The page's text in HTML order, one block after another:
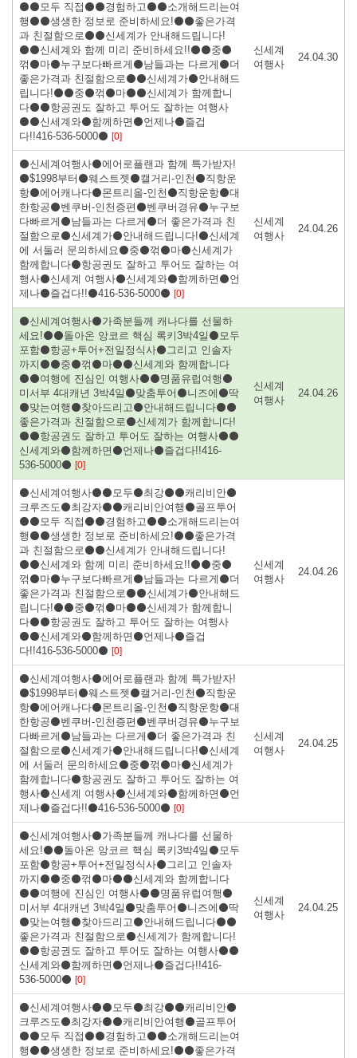
⚫⚫모두 직접⚫⚫경험하고⚫⚫소개해드리는여
행⚫⚫생생한 정보로 준비하세요!⚫⚫좋은가격
과 친절함으로⚫⚫신세계가 안내해드립니다!
⚫⚫신세계와 함께 미리 준비하세요!!⚫⚫중⚫
꺾⚫마⚫누구보다빠르게⚫남들과는 다르게⚫더
좋은가격과 친절함으로⚫⚫신세계가⚫안내해드
립니다!⚫⚫중⚫꺾⚫마⚫⚫신세계가 함께합니
다⚫⚫항공권도 잘하고 투어도 잘하는 여행사
⚫⚫신세계와⚫함께하면⚫언제나⚫즐겁
다!!416-536-5000⚫ [0]
신세계
여행사
24.04.30
⚫신세계여행사⚫에어로플랜과 함께 특가받자!
⚫$1998부터⚫웨스트젯⚫캘거리-인천⚫직항운
항⚫에어캐나다⚫몬트리올-인천⚫직항운항⚫대
한항공⚫벤쿠버-인천증편⚫벤쿠버경유⚫누구보
다빠르게⚫남들과는 다르게⚫더 좋은가격과 친
절함으로⚫신세계가⚫안내해드립니다!⚫신세계
에 서둘러 문의하세요⚫중⚫꺾⚫마⚫신세계가
함께합니다⚫항공권도 잘하고 투어도 잘하는 여
행사⚫신세계 여행사⚫신세계와⚫함께하면⚫언
제나⚫즐겁다!!⚫416-536-5000⚫ [0]
신세계
여행사
24.04.26
⚫신세계여행사⚫가족분들께 캐나다를 선물하
세요!⚫⚫돌아온 앙코르 핵심 록키3박4일⚫모두
포함⚫항공+투어+전일정식사⚫그리고 인솔자
까지⚫⚫중⚫꺾⚫마⚫⚫신세계와 함께합니다
⚫⚫여행에 진심인 여행사⚫⚫명품유럽여행⚫
미서부 4대캐년 3박4일⚫맞춤투어⚫니즈에⚫딱
⚫맞는여행⚫찾아드리고⚫안내해드립니다⚫⚫
좋은가격과 친절함으로⚫신세계가 함께합니다!
⚫⚫항공권도 잘하고 투어도 잘하는 여행사⚫⚫
신세계와⚫함께하면⚫언제나⚫즐겁다!!416-
536-5000⚫ [0]
신세계
여행사
24.04.26
⚫신세계여행사⚫⚫모두⚫최강⚫⚫캐리비안⚫
크루즈도⚫최강자⚫⚫캐리비안여행⚫골프투어
⚫⚫모두 직접⚫⚫경험하고⚫⚫소개해드리는여
행⚫⚫생생한 정보로 준비하세요!⚫⚫좋은가격
과 친절함으로⚫⚫신세계가 안내해드립니다!
⚫⚫신세계와 함께 미리 준비하세요!!⚫⚫중⚫
꺾⚫마⚫누구보다빠르게⚫남들과는 다르게⚫더
좋은가격과 친절함으로⚫⚫신세계가⚫안내해드
립니다!⚫⚫중⚫꺾⚫마⚫⚫신세계가 함께합니
다⚫⚫항공권도 잘하고 투어도 잘하는 여행사
⚫⚫신세계와⚫함께하면⚫언제나⚫즐겁
다!!416-536-5000⚫ [0]
신세계
여행사
24.04.26
⚫신세계여행사⚫에어로플랜과 함께 특가받자!
⚫$1998부터⚫웨스트젯⚫캘거리-인천⚫직항운
항⚫에어캐나다⚫몬트리올-인천⚫직항운항⚫대
한항공⚫벤쿠버-인천증편⚫벤쿠버경유⚫누구보
다빠르게⚫남들과는 다르게⚫더 좋은가격과 친
절함으로⚫신세계가⚫안내해드립니다!⚫신세계
에 서둘러 문의하세요⚫중⚫꺾⚫마⚫신세계가
함께합니다⚫항공권도 잘하고 투어도 잘하는 여
행사⚫신세계 여행사⚫신세계와⚫함께하면⚫언
제나⚫즐겁다!!⚫416-536-5000⚫ [0]
신세계
여행사
24.04.25
⚫신세계여행사⚫가족분들께 캐나다를 선물하
세요!⚫⚫돌아온 앙코르 핵심 록키3박4일⚫모두
포함⚫항공+투어+전일정식사⚫그리고 인솔자
까지⚫⚫중⚫꺾⚫마⚫⚫신세계와 함께합니다
⚫⚫여행에 진심인 여행사⚫⚫명품유럽여행⚫
미서부 4대캐년 3박4일⚫맞춤투어⚫니즈에⚫딱
⚫맞는여행⚫찾아드리고⚫안내해드립니다⚫⚫
좋은가격과 친절함으로⚫신세계가 함께합니다!
⚫⚫항공권도 잘하고 투어도 잘하는 여행사⚫⚫
신세계와⚫함께하면⚫언제나⚫즐겁다!!416-
536-5000⚫ [0]
신세계
여행사
24.04.25
⚫신세계여행사⚫⚫모두⚫최강⚫⚫캐리비안⚫
크루즈도⚫최강자⚫⚫캐리비안여행⚫골프투어
⚫⚫모두 직접⚫⚫경험하고⚫⚫소개해드리는여
행⚫⚫생생한 정보로 준비하세요!⚫⚫좋은가격